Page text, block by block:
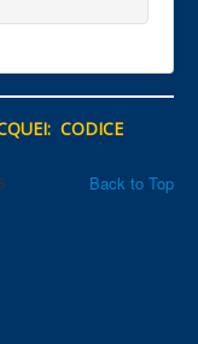
CODICE
Back to Top